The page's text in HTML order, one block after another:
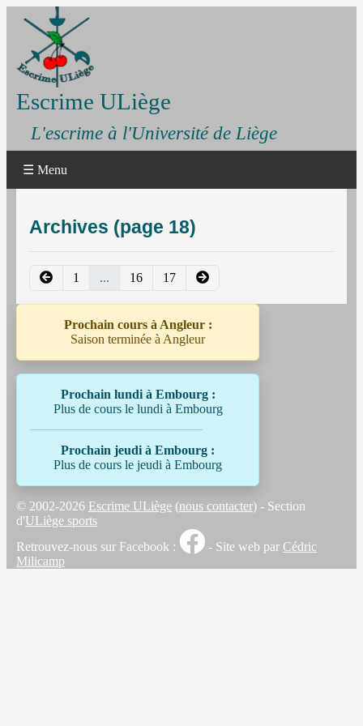
Escrime ULiège
L'escrime à l'Université de Liège
☰ Menu
Prochain cours à Angleur :
Saison terminée à Angleur
Prochain lundi à Embourg :
Plus de cours le lundi à Embourg
Prochain jeudi à Embourg :
Plus de cours le jeudi à Embourg
Archives (page 18)
1 ... 16 17
© 2002-2026 Escrime ULiège (nous contacter) - Section
d'ULiège sports
Retrouvez-nous sur Facebook :
- Site web par Cédric
Milicamp